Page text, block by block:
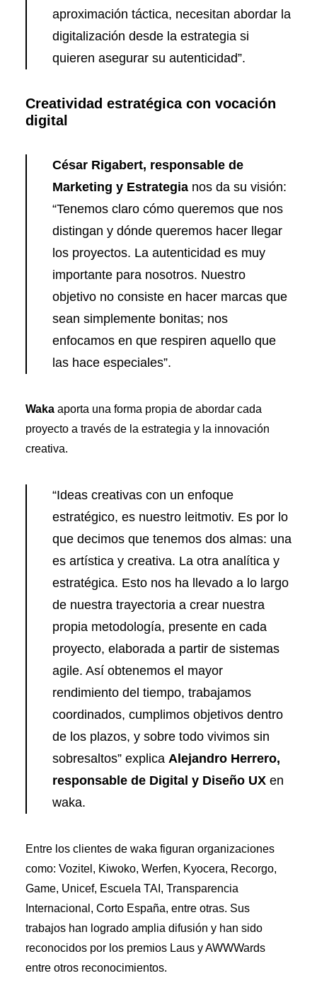
aproximación táctica, necesitan abordar la
digitalización desde la estrategia si
quieren asegurar su autenticidad”.
Creatividad estratégica con vocación
digital
César Rigabert, responsable de
Marketing y Estrategia nos da su visión:
“Tenemos claro cómo queremos que nos
distingan y dónde queremos hacer llegar
los proyectos. La autenticidad es muy
importante para nosotros. Nuestro
objetivo no consiste en hacer marcas que
sean simplemente bonitas; nos
enfocamos en que respiren aquello que
las hace especiales”.
Waka aporta una forma propia de abordar cada
proyecto a través de la estrategia y la innovación
creativa.
“Ideas creativas con un enfoque
estratégico, es nuestro leitmotiv. Es por lo
que decimos que tenemos dos almas: una
es artística y creativa. La otra analítica y
estratégica. Esto nos ha llevado a lo largo
de nuestra trayectoria a crear nuestra
propia metodología, presente en cada
proyecto, elaborada a partir de sistemas
agile. Así obtenemos el mayor
rendimiento del tiempo, trabajamos
coordinados, cumplimos objetivos dentro
de los plazos, y sobre todo vivimos sin
sobresaltos” explica Alejandro Herrero,
responsable de Digital y Diseño UX en
waka.
Entre los clientes de waka figuran organizaciones
como: Vozitel, Kiwoko, Werfen, Kyocera, Recorgo,
Game, Unicef, Escuela TAI, Transparencia
Internacional, Corto España, entre otras. Sus
trabajos han logrado amplia difusión y han sido
reconocidos por los premios Laus y AWWWards
entre otros reconocimientos.